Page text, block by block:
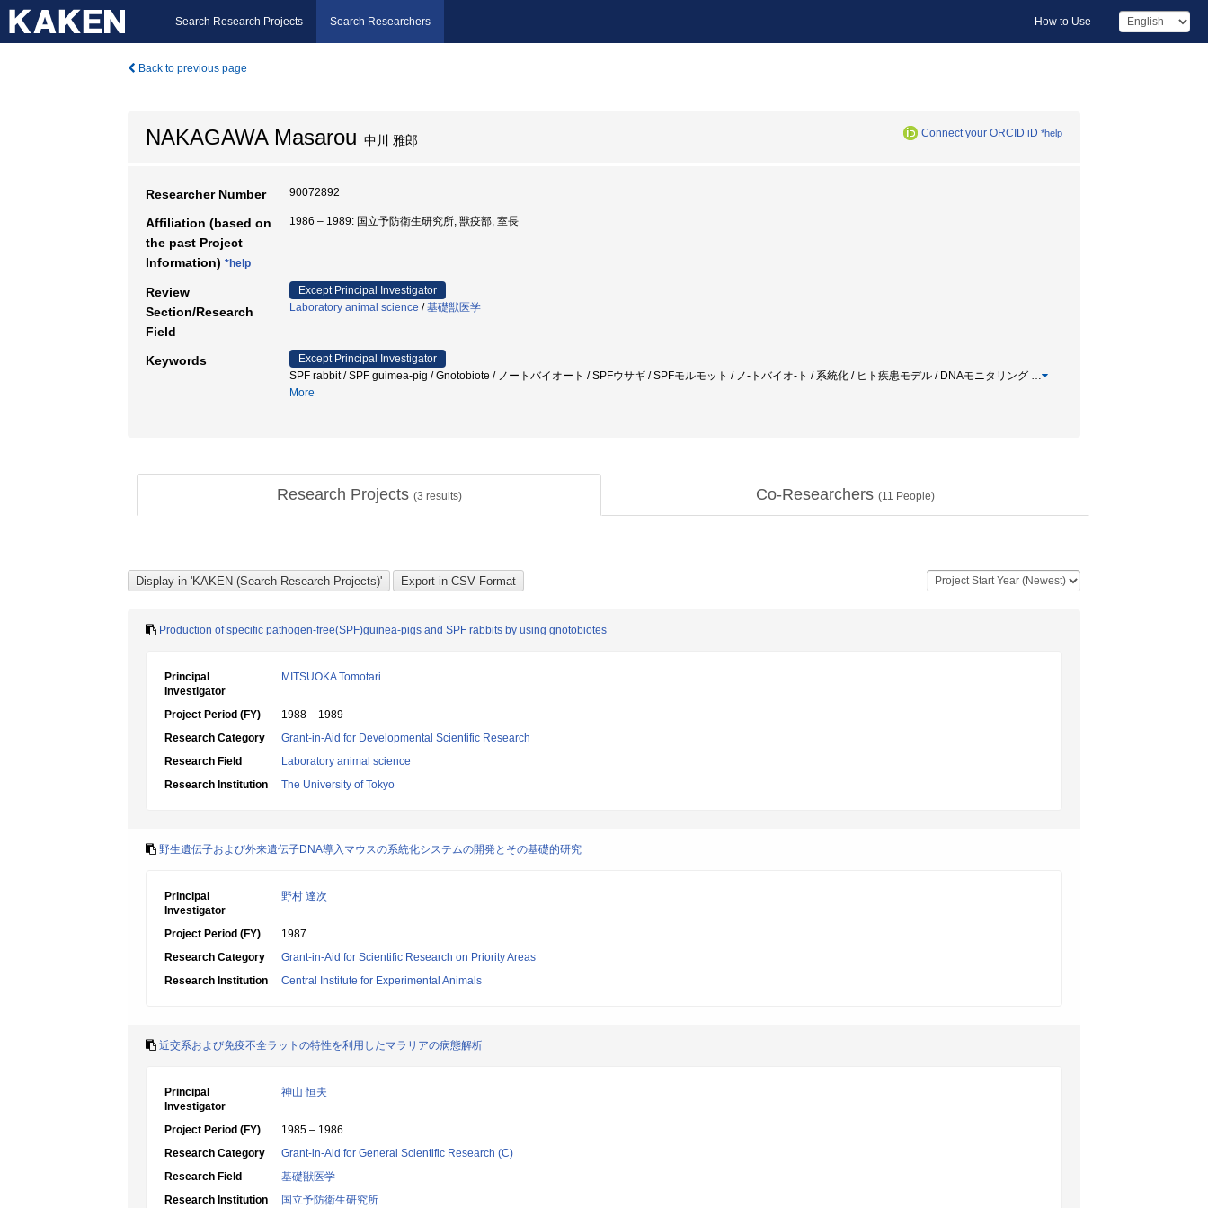
Search Research Projects Search Researchers How to Use
Back to previous page
NAKAGAWA Masarou 中川 雅郎 Connect your ORCID iD *help
Researcher Number 90072892
Affiliation (based on
the past Project
Information) *help
1986 – 1989: 国立予防衛生研究所, 獣疫部, 室長
Review
Section/Research
Field
Except Principal Investigator
Laboratory animal science /基礎獣医学
Keywords
Except Principal Investigator
SPF rabbit / SPF guimea-pig / Gnotobiote / ノートバイオート / SPFウサギ / SPFモルモット / ノ-トバイオ-ト / 系統化 / ヒト疾患モデル / DNAモニタリング …
More
Research Projects (3 results) Co-Researchers (11 People)
Production of specific pathogen-free(SPF)guinea-pigs and SPF rabbits by using gnotobiotes
Principal
Investigator
MITSUOKA Tomotari
Project Period (FY)
1988 – 1989
Research Category
Grant-in-Aid for Developmental Scientific Research
Research Field
Laboratory animal science
Research Institution
The University of Tokyo
野生遺伝子および外来遺伝子DNA導入マウスの系統化システムの開発とその基礎的研究
Principal
Investigator
野村 達次
Project Period (FY)
1987
Research Category
Grant-in-Aid for Scientific Research on Priority Areas
Research Institution
Central Institute for Experimental Animals
近交系および免疫不全ラットの特性を利用したマラリアの病態解析
Principal
Investigator
神山 恒夫
Project Period (FY)
1985 – 1986
Research Category
Grant-in-Aid for General Scientific Research (C)
Research Field
基礎獣医学
Research Institution
国立予防衛生研究所